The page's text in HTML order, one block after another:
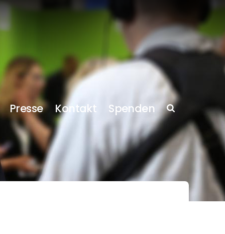
Presse Kontakt Spenden